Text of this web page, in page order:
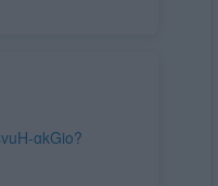
gkGjo?